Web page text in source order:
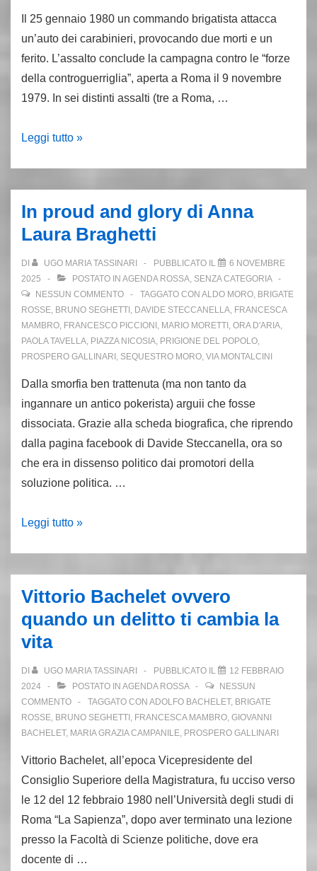
Il 25 gennaio 1980 un commando brigatista attacca
un’auto dei carabinieri, provocando due morti e un
ferito. L’assalto conclude la campagna contro le “forze
della controguerriglia”, aperta a Roma il 9 novembre
1979. In sei distinti assalti (tre a Roma, …
25.1.80:
Br
alla
“controguerriglia”
Leggi tutto »
In proud and glory di Anna
Laura Braghetti
DI UGO MARIA TASSINARI PUBBLICATO IL
6 NOVEMBRE
2025
POSTATO IN AGENDA ROSSA, SENZA CATEGORIA
NESSUN COMMENTO
TAGGATO CON ALDO MORO, BRIGATE
ROSSE, BRUNO SEGHETTI , DAVIDE STECCANELLA, FRANCESCA
MAMBRO, FRANCESCO PICCIONI , MARIO MORETTI , ORA D'ARIA,
PAOLA TAVELLA, PIAZZA NICOSIA, PRIGIONE DEL POPOLO,
PROSPERO GALLINARI , SEQUESTRO MORO, VIA MONTALCINI
Dalla smorfia ben trattenuta (ma non tanto da
ingannare un antico pokerista) arguii che fosse
dissociata. Grazie alla scheda biografica, che riprendo
dalla pagina facebook di Davide Steccanella, ora so
che era in dissenso politico dai promotori della
soluzione politica. …
In
di
Anna
Laura
Leggi tutto »
Vittorio Bachelet ovvero
quando un delitto ti cambia la
vita
DI UGO MARIA TASSINARI PUBBLICATO IL
12 FEBBRAIO
2024
POSTATO IN AGENDA ROSSA
NESSUN
COMMENTO
TAGGATO CON ADOLFO BACHELET, BRIGATE
ROSSE, BRUNO SEGHETTI , FRANCESCA MAMBRO, GIOVANNI
BACHELET, MARIA GRAZIA CAMPANILE, PROSPERO GALLINARI
Vittorio Bachelet, all’epoca Vicepresidente del
Consiglio Superiore della Magistratura, fu ucciso verso
le 12 del 12 febbraio 1980 nell’Università degli studi di
Roma “La Sapienza”, dopo aver terminato una lezione
presso la Facoltà di Scienze politiche, dove era
docente di …